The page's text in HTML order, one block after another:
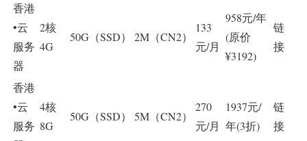
香港
•云
服务
器
2核
4G
50G（SSD） 2M（CN2）
133
元/月
958元/年
(原价
¥3192)
链
接
香港
•云
服务
4核
8G
50G（SSD） 5M（CN2）
270
元/月
1937元/
年(3折)
链
接